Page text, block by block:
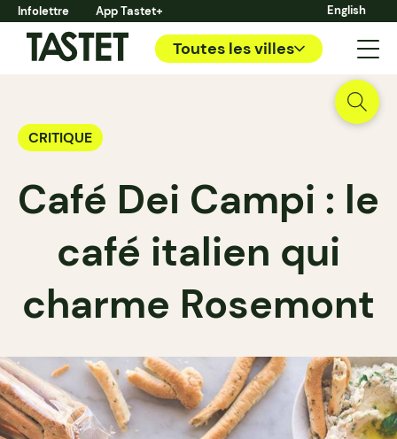
Infolettre App Tastet+ English
Toutes les villes
CRITIQUE
Café Dei Campi : le
café italien qui
charme Rosemont